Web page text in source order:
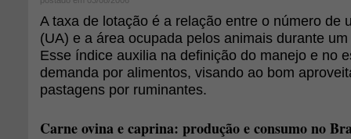
A taxa de lotação é a relação entre o número de
(UA) e a área ocupada pelos animais durante
Esse índice auxilia na definição do manejo e no
demanda por alimentos, visando ao bom
pastagens por ruminantes.
Carne ovina e caprina: produção e consumo no